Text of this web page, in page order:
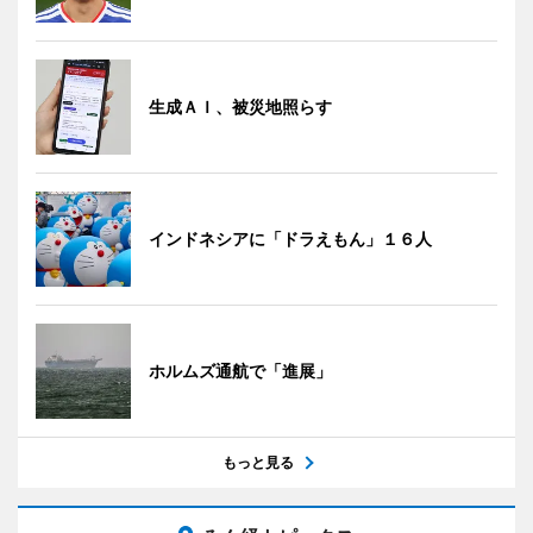
生成ＡＩ、被災地照らす
インドネシアに「ドラえもん」１６人
ホルムズ通航で「進展」
もっと見る